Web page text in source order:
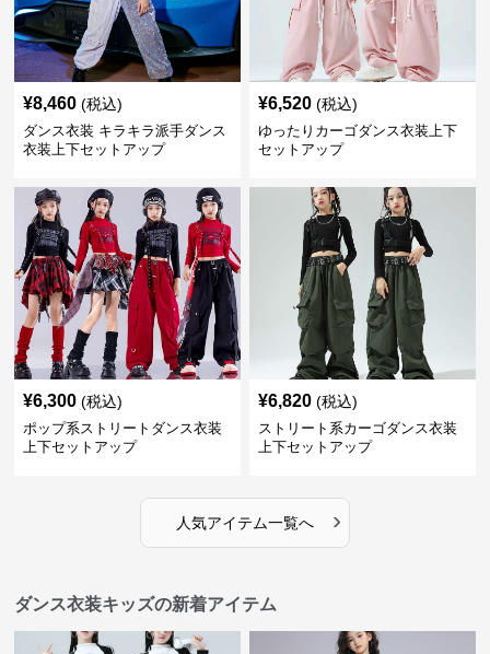
¥8,460 (税込)
ダンス衣装 キラキラ派手ダンス
衣装上下セットアップ
¥6,520 (税込)
ゆったりカーゴダンス衣装上下
セットアップ
¥6,300 (税込)
ポップ系ストリートダンス衣装
上下セットアップ
¥6,820 (税込)
ストリート系カーゴダンス衣装
上下セットアップ
人気アイテム一覧へ ›
ダンス衣装キッズの新着アイテム